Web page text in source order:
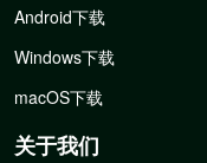
Android下载
Windows下载
macOS下载
关于我们